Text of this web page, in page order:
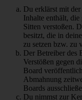
Du erklärst mit
Inhalte enthält, die
Sitten verstoßen.
besitzt, die in
zu setzen bzw. zu
Der Betreiber des
Verstößen gegen
Board
Abmahnung
Boards
Du nimmst zur